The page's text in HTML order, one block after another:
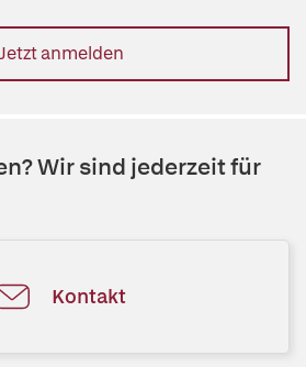
anmelden
Wir sind jederzeit für
Kontakt